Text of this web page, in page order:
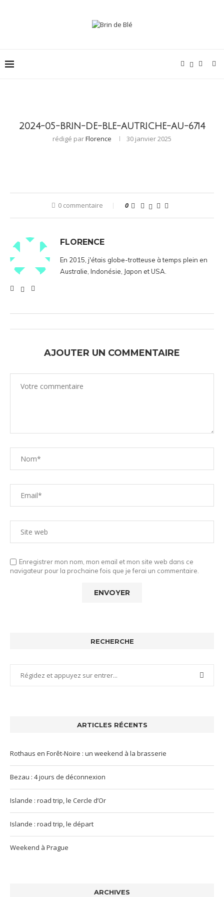
2024-05-BRIN-DE-BLE-AUTRICHE-AU-6714
rédigé parFlorence 30 janvier 2025
0 commentaire 0
FLORENCE
En 2015, j'étais globe-trotteuse à temps plein en
Australie, Indonésie, Japon et USA.
AJOUTER UN COMMENTAIRE
Enregistrer mon nom, mon email et mon site web dans ce
navigateur pour la prochaine fois que je ferai un commentaire.
RECHERCHE
ARTICLES RÉCENTS
Rothaus en Forêt-Noire : un weekend à la brasserie
Bezau : 4 jours de déconnexion
Islande : road trip, le Cercle d’Or
Islande : road trip, le départ
Weekend à Prague
ARCHIVES